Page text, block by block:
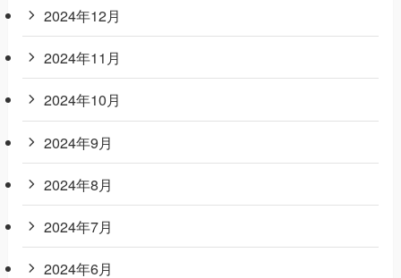
2024年12月
2024年11月
2024年10月
2024年9月
2024年8月
2024年7月
2024年6月